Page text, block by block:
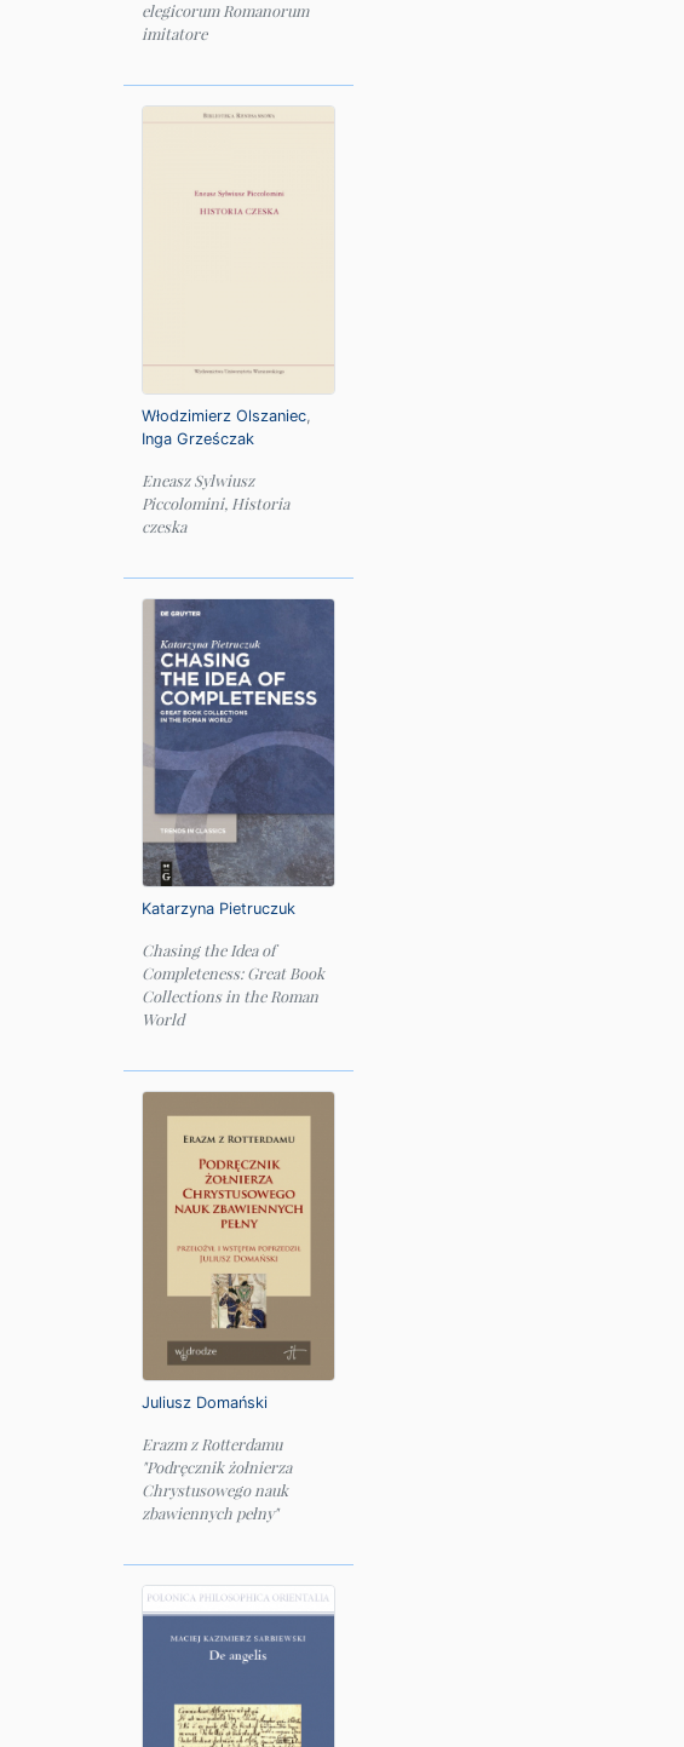
elegicorum Romanorum
imitatore
Włodzimierz Olszaniec,
Inga Grześczak
Eneasz Sylwiusz
Piccolomini, Historia
czeska
Katarzyna Pietruczuk
Chasing the Idea of
Completeness: Great Book
Collections in the Roman
World
Juliusz Domański
Erazm z Rotterdamu
"Podręcznik żołnierza
Chrystusowego nauk
zbawiennych pełny"